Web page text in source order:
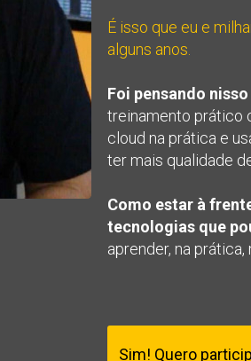
É isso que eu e
alguns anos.
Foi pensando
treinamento prático
cloud na prática e
ter mais qualidade
Como estar à
tecnologias que
aprender, na
Sim! Quero